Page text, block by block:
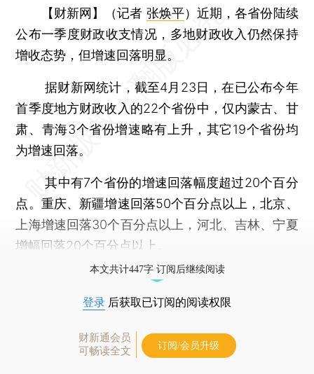
【财新网】（记者 张焕平） 近期，各省份陆续
公布一季度财政收支情况，多地财政收入仍然保持
增收态势，但增速回落明显。
据财新网统计，截至4月23日，在已公布今年
首季度地方财政收入的22个省份中，仅内蒙古、甘
肃、青海3个省份增速略有上升，其它19个省份均
为增速回落。
其中有7个省份的增速回落幅度超过20个百分
点。重庆、新疆增速回落50个百分点以上，北京、
上海增速回落30个百分点以上，河北、吉林、宁夏
增幅回落20个百分点以上。
本文共计447字 订阅后继续阅读
登录 后获取已订阅的阅读权限
财新通会员
可畅读全文
订阅/会员升级